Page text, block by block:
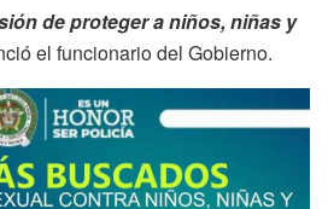
de proteger a niños, niñas y
el funcionario del Gobierno.